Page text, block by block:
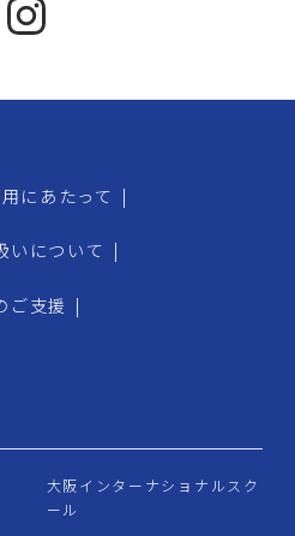
にあたって |
いについて |
ご支援 |
大阪インターナショナルスク
ール